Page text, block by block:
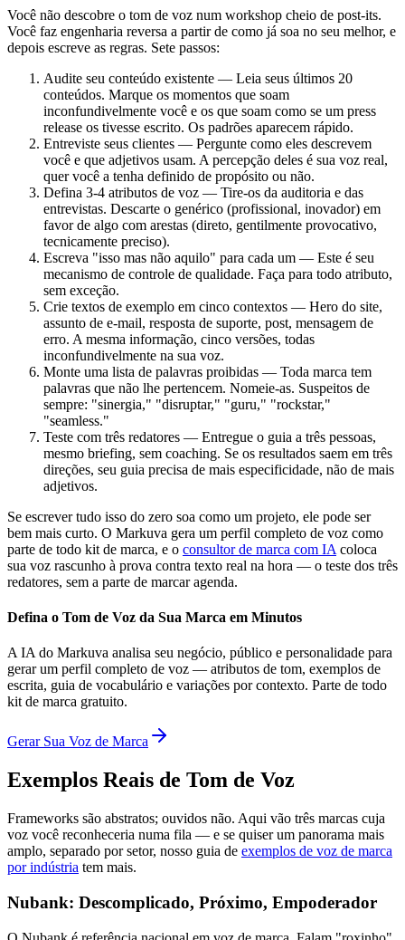
Você não descobre o tom de voz num workshop cheio de post-its.
Você faz engenharia reversa a partir de como já soa no seu melhor, e
depois escreve as regras. Sete passos:
Audite seu conteúdo existente — Leia seus últimos 20
conteúdos. Marque os momentos que soam
inconfundivelmente você e os que soam como se um press
release os tivesse escrito. Os padrões aparecem rápido.
Entreviste seus clientes — Pergunte como eles descrevem
você e que adjetivos usam. A percepção deles é sua voz real,
quer você a tenha definido de propósito ou não.
Defina 3-4 atributos de voz — Tire-os da auditoria e das
entrevistas. Descarte o genérico (profissional, inovador) em
favor de algo com arestas (direto, gentilmente provocativo,
tecnicamente preciso).
Escreva "isso mas não aquilo" para cada um — Este é seu
mecanismo de controle de qualidade. Faça para todo atributo,
sem exceção.
Crie textos de exemplo em cinco contextos — Hero do site,
assunto de e-mail, resposta de suporte, post, mensagem de
erro. A mesma informação, cinco versões, todas
inconfundivelmente na sua voz.
Monte uma lista de palavras proibidas — Toda marca tem
palavras que não lhe pertencem. Nomeie-as. Suspeitos de
sempre: "sinergia," "disruptar," "guru," "rockstar,"
"seamless."
Teste com três redatores — Entregue o guia a três pessoas,
mesmo briefing, sem coaching. Se os resultados saem em três
direções, seu guia precisa de mais especificidade, não de mais
adjetivos.
Se escrever tudo isso do zero soa como um projeto, ele pode ser
bem mais curto. O Markuva gera um perfil completo de voz como
parte de todo kit de marca, e o consultor de marca com IA coloca
sua voz rascunho à prova contra texto real na hora — o teste dos três
redatores, sem a parte de marcar agenda.
Defina o Tom de Voz da Sua Marca em Minutos
A IA do Markuva analisa seu negócio, público e personalidade para
gerar um perfil completo de voz — atributos de tom, exemplos de
escrita, guia de vocabulário e variações por contexto. Parte de todo
kit de marca gratuito.
Gerar Sua Voz de Marca
Exemplos Reais de Tom de Voz
Frameworks são abstratos; ouvidos não. Aqui vão três marcas cuja
voz você reconheceria numa fila — e se quiser um panorama mais
amplo, separado por setor, nosso guia de exemplos de voz de marca
por indústria tem mais.
Nubank: Descomplicado, Próximo, Empoderador